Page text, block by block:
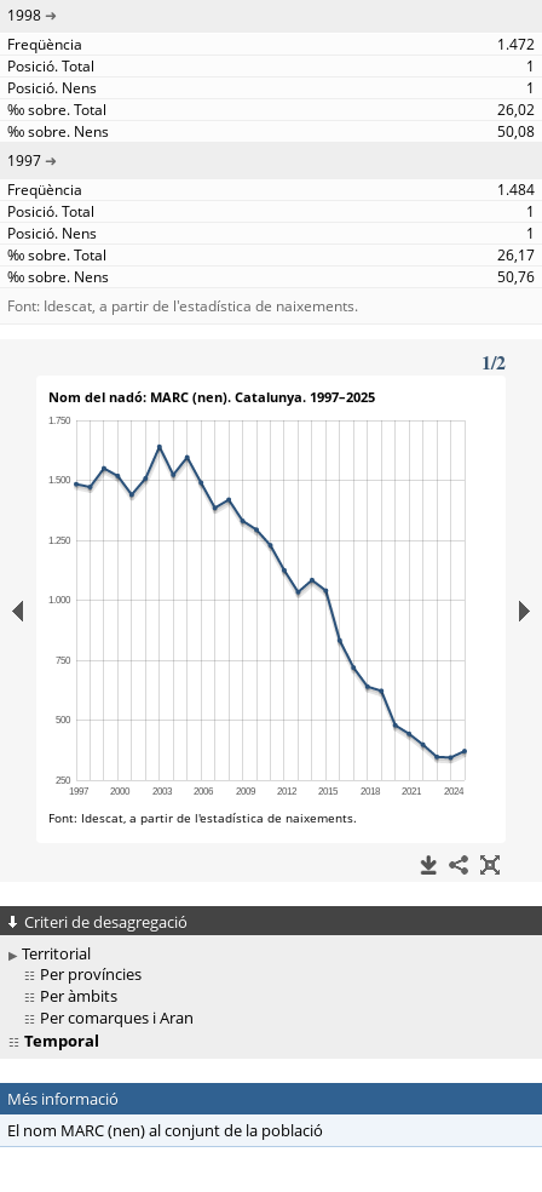
1998
1.472
1
1
26,02
50,08
1997
1.484
1
1
26,17
50,76
Font: Idescat, a partir de l'estadística de naixements.
Criteri de desagregació
Territorial
Per províncies
Per àmbits
Per comarques i Aran
Temporal
Més informació
El nom MARC (nen) al conjunt de la població